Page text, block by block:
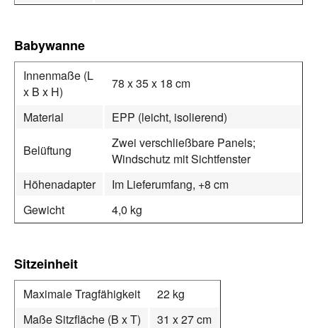
Babywanne
Innenmaße (L
x B x H)
78 x 35 x 18 cm
Material EPP (leicht, isolierend)
Belüftung
Zwei verschließbare Panels;
Windschutz mit Sichtfenster
Höhenadapter
Im Lieferumfang, +8 cm
Gewicht
4,0 kg
Sitzeinheit
Maximale Tragfähigkeit
22 kg
Maße Sitzfläche (B x T)
31 x 27 cm